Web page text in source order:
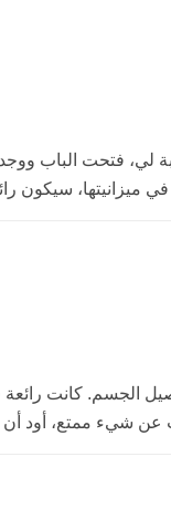
فتحت الباب
سيكون
الجسم. كانت رائعة
عن شيء ممتع، أود